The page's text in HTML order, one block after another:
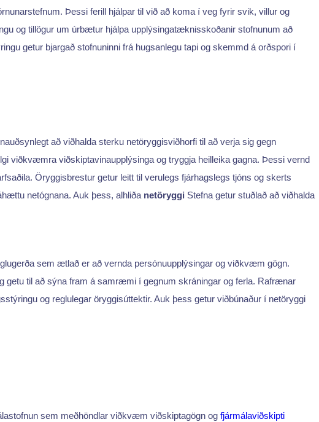
Þessi ferill hjálpar til við að koma í veg fyrir svik, villur og
og tillögur um úrbætur hjálpa upplýsingatæknisskoðanir stofnunum að
getur bjargað stofnuninni frá hugsanlegu tapi og skemmd á orðspori í
að viðhalda sterku netöryggisviðhorfi til að verja sig gegn
viðkvæmra viðskiptavinaupplýsinga og tryggja heilleika gagna. Þessi vernd
Öryggisbrestur getur leitt til verulegs fjárhagslegs tjóns og skerts
netógnana. Auk þess, alhliða netöryggi Stefna getur stuðlað að viðhalda
sem ætlað er að vernda persónuupplýsingar og viðkvæm gögn.
getu til að sýna fram á samræmi í gegnum skráningar og ferla. Rafrænar
og reglulegar öryggisúttektir. Auk þess getur viðbúnaður í netöryggi
sem meðhöndlar viðkvæm viðskiptagögn og fjármálaviðskipti